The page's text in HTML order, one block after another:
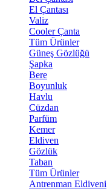
El Çantası
Valiz
Cooler Çanta
Tüm Ürünler
Güneş Gözlüğü
Şapka
Bere
Boyunluk
Havlu
Cüzdan
Parfüm
Kemer
Eldiven
Gözlük
Taban
Tüm Ürünler
Antrenman Eldiveni